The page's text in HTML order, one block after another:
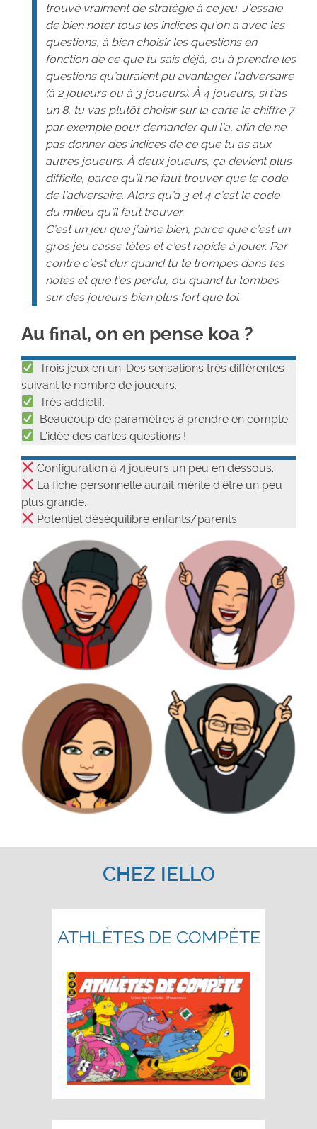
trouvé vraiment de stratégie à ce jeu. J’essaie
de bien noter tous les indices qu’on a avec les
questions, à bien choisir les questions en
fonction de ce que tu sais déjà, ou à prendre les
questions qu’auraient pu avantager l’adversaire
(à 2 joueurs ou à 3 joueurs). À 4 joueurs, si t’as
un 8, tu vas plutôt choisir sur la carte le chiffre 7
par exemple pour demander qui l’a, afin de ne
pas donner des indices de ce que tu as aux
autres joueurs. À deux joueurs, ça devient plus
difficile, parce qu’il ne faut trouver que le code
de l’adversaire. Alors qu’à 3 et 4 c’est le code
du milieu qu’il faut trouver.
C’est un jeu que j’aime bien, parce que c’est un
gros jeu casse têtes et c’est rapide à jouer. Par
contre c’est dur quand tu te trompes dans tes
notes et que t’es perdu, ou quand tu tombes
sur des joueurs bien plus fort que toi.
Au final, on en pense koa ?
Trois jeux en un. Des sensations très différentes
suivant le nombre de joueurs.
Très addictif.
Beaucoup de paramètres à prendre en compte
L’idée des cartes questions !
Configuration à 4 joueurs un peu en dessous.
La fiche personnelle aurait mérité d’être un peu
plus grande.
Potentiel déséquilibre enfants/parents
CHEZ IELLO
ATHLÈTES DE COMPÈTE